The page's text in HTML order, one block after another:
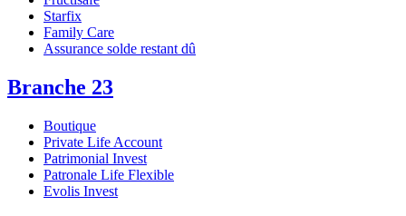
Starfix
Family Care
Assurance solde restant dû
Branche 23
Boutique
Private Life Account
Patrimonial Invest
Patronale Life Flexible
Evolis Invest